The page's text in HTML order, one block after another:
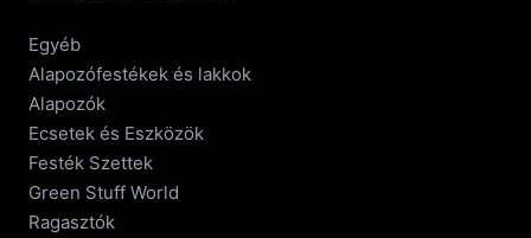
Egyéb
Alapozófestékek és lakkok
Alapozók
Ecsetek és Eszközök
Festék Szettek
Green Stuff World
Ragasztók